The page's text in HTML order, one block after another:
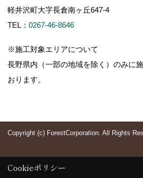
軽井沢町大字長倉南ヶ丘647-4
TEL： 0267-46-8646
※施工対象エリアについて
長野県内（一部の地域を除く）のみに
おります。
Copyright (c) ForestCorporation. All Rights
Cookieポリシー